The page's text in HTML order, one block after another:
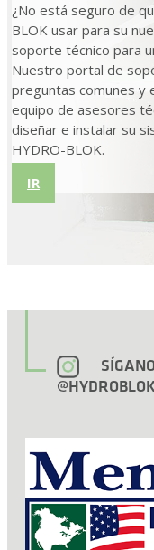
¿No está seguro de
BLOK usar para su
soporte técnico para
Nuestro portal de
preguntas comunes y
equipo de asesores
diseñar e instalar su
HYDRO-BLOK.
IR